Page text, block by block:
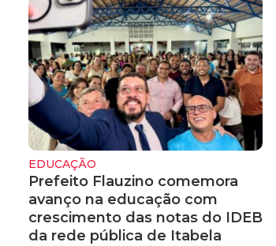
EDUCAÇÃO
Prefeito Flauzino comemora
avanço na educação com
crescimento das notas do IDEB
da rede pública de Itabela